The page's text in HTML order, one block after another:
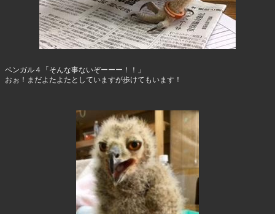
ベンガル４「そんな事ないぞーーー！！」
おぉ！まだよたよたとしていますが歩けてもいます！